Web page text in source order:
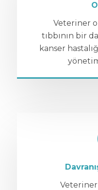
Veteriner
tıbbının bir
kanser